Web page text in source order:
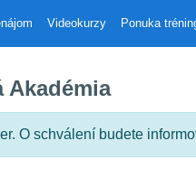
Videokurzy Ponuka
Akadémia
O schválení budete